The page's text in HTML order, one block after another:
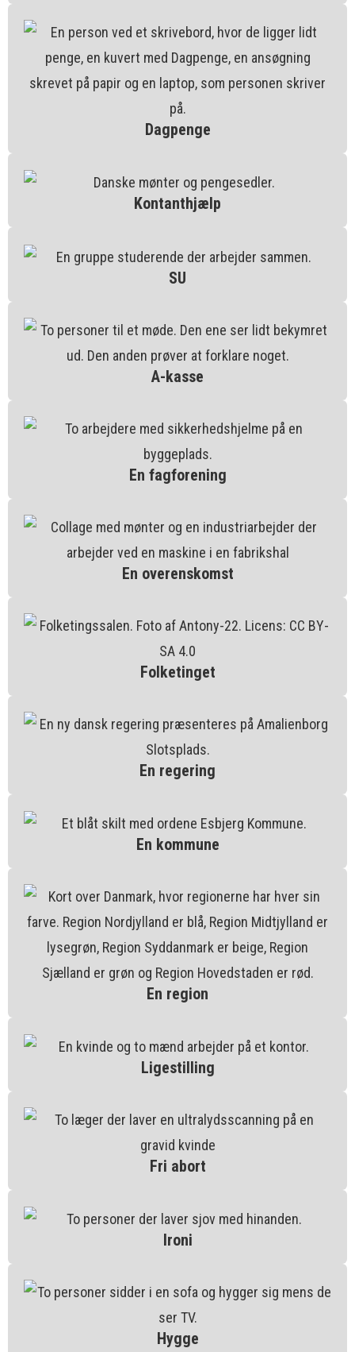
Dagpenge
Kontanthjælp
SU
A-kasse
En fagforening
En overenskomst
Folketinget
En regering
En kommune
En region
Ligestilling
Fri abort
Ironi
Hygge